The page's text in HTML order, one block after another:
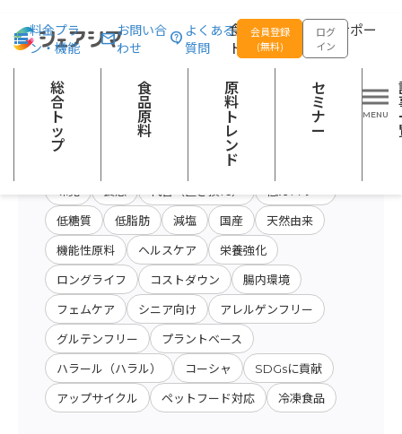
食品の企画開発をサポー
トする
料金プラ
ン・機能
お問い合
わせ
よくある
質問
会員登録
(無料)
ログ
イン
総
合
ト
ッ
プ
食
品
原
料
原
料
ト
レ
ン
ド
セ
ミ
ナ
ー
総合トップ 食品原料 商品特性カテゴリー：その他の食品添加物（製
原料・キーワード
会社名から検索
原料・絞り込み検
索
低糖質 低脂肪 減塩 国産 天然由来
機能性原料 ヘルスケア 栄養強化
ロングライフ コストダウン 腸内環境
フェムケア シニア向け アレルゲンフリー
グルテンフリー プラントベース
ハラール（ハラル） コーシャ SDGsに貢献
アップサイクル ペットフード対応 冷凍食品